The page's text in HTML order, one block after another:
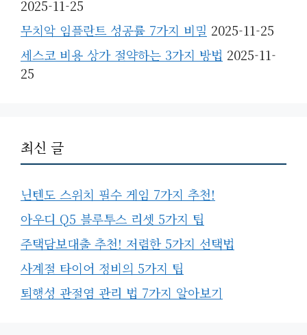
2025-11-25
무치악 임플란트 성공률 7가지 비밀 2025-11-25
세스코 비용 상가 절약하는 3가지 방법 2025-11-
25
최신 글
닌텐도 스위치 필수 게임 7가지 추천!
아우디 Q5 블루투스 리셋 5가지 팁
주택담보대출 추천! 저렴한 5가지 선택법
사계절 타이어 정비의 5가지 팁
퇴행성 관절염 관리 법 7가지 알아보기